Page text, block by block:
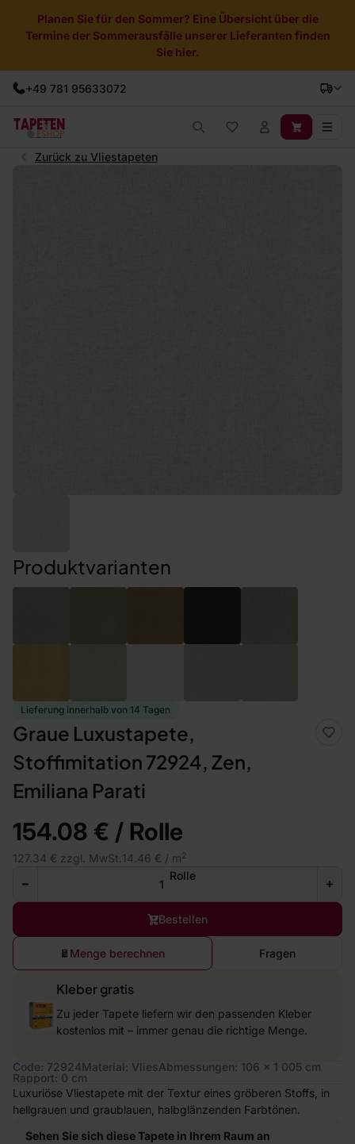
Planen Sie für den Sommer? Eine Übersicht über die
Termine der Sommerausfälle unserer Lieferanten finden
Sie hier.
+49 781 95633072
Zurück zu Vliestapeten
Lieferung innerhalb von 14 Tagen
Graue Luxustapete,
Stoffimitation 72924, Zen,
Emiliana Parati
154.08 € / Rolle
127.34 € zzgl. MwSt. 14.46 € / m2
Rolle
Bestellen
Menge berechnen Fragen
Kleber gratis
Zu jeder Tapete liefern wir den passenden Kleber
kostenlos mit – immer genau die richtige Menge.
Code: 72924Material: VliesAbmessungen: 106 x 1 005 cm
Rapport: 0 cm
Luxuriöse Vliestapete mit der Textur eines gröberen Stoffs, in
hellgrauen und graublauen, halbglänzenden Farbtönen.
Sehen Sie sich diese Tapete in Ihrem Raum an
Produktvarianten